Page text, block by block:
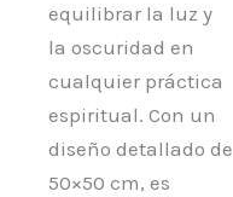
equilibrar la luz y
la oscuridad en
cualquier práctica
espiritual. Con un
diseño detallado de
50×50 cm, es